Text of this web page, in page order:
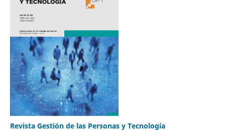
Revista Gestión de las Personas y Tecnología